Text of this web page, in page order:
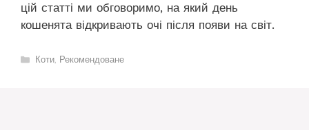
цій статті ми обговоримо, на який день
кошенята відкривають очі після появи на світ.
Категорії
Коти, Рекомендоване